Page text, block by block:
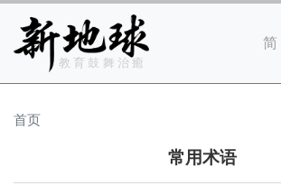
Skip to main content
教育鼓舞治癒
首页
常用术语